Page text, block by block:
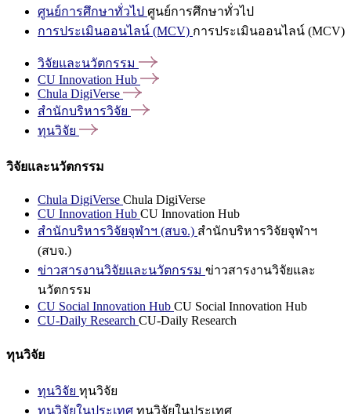
ศูนย์การศึกษาทั่วไป ศูนย์การศึกษาทั่วไป
การประเมินออนไลน์ (MCV) การประเมินออนไลน์ (MCV)
วิจัยและนวัตกรรม
CU Innovation Hub
Chula DigiVerse
สำนักบริหารวิจัย
ทุนวิจัย
วิจัยและนวัตกรรม
Chula DigiVerse Chula DigiVerse
CU Innovation Hub CU Innovation Hub
สำนักบริหารวิจัยจุฬาฯ (สบจ.) สำนักบริหารวิจัยจุฬาฯ
(สบจ.)
ข่าวสารงานวิจัยและนวัตกรรม ข่าวสารงานวิจัยและ
นวัตกรรม
CU Social Innovation Hub CU Social Innovation Hub
CU-Daily Research CU-Daily Research
ทุนวิจัย
ทุนวิจัย ทุนวิจัย
ทุนวิจัยในประเทศ ทุนวิจัยในประเทศ